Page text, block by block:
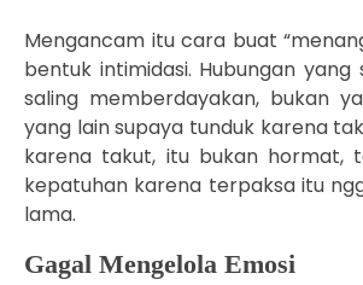
Mengancam itu cara buat
bentuk intimidasi. Hubungan
saling memberdayakan, bukan
yang lain supaya tunduk karena
karena takut, itu bukan hormat,
kepatuhan karena terpaksa itu
lama.
Gagal Mengelola Emosi